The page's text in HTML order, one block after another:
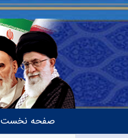
صفحه نخست